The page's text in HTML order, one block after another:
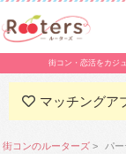
街コン・恋活をカジ
マッチングア
街コンのルーターズ パ